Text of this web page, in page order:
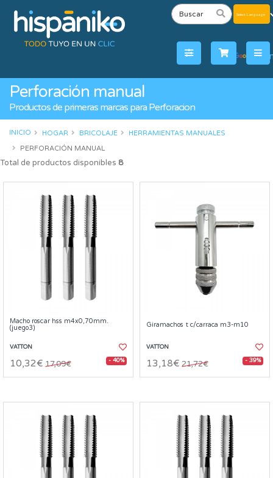
by
Perforación manual
Productos de primeras marcas para Perforacion
INICIO HOGAR BRICOLAJE
HERRAMIENTAS MANUALES
PERFORACIÓN MANUAL
Total de productos disponibles 8
Macho roscar hss m4x0,70mm.
(juego3)
VATTON
10,32€ 17,09€ - 40%
Giramachos t c/carraca m3-m10
VATTON
13,18€ 21,72€ - 39%